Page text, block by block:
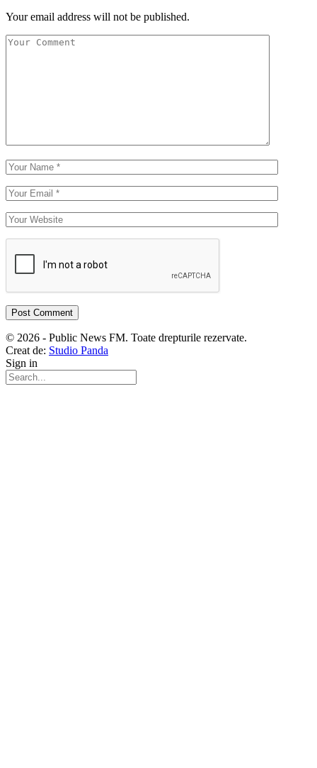
Your email address will not be published.
© 2026 - Public News FM. Toate drepturile rezervate.
Creat de: Studio Panda
Sign in